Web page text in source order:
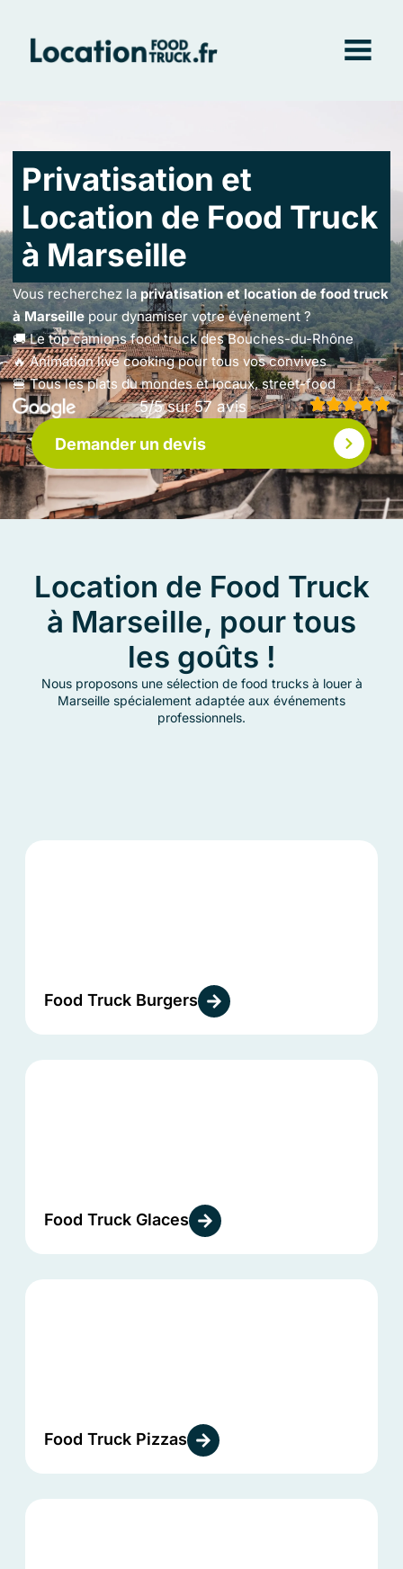
Privatisation et
Location de Food Truck
à Marseille
Vous recherchez la privatisation et location de food truck
à Marseille pour dynamiser votre événement ?
🚚 Le top camions food truck des Bouches-du-Rhône
🔥 Animation live cooking pour tous vos convives
🍔 Tous les plats du mondes et locaux, street-food
5/5 sur 57 avis
Demander un devis
Location de Food Truck
à Marseille, pour tous
les goûts !
Nous proposons une sélection de food trucks à louer à
Marseille spécialement adaptée aux événements
professionnels.
Food Truck Burgers
Food Truck Glaces
Food Truck Pizzas